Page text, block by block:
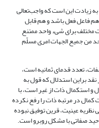
زیادت این است که واجب‌تعالی
فاعل فعل باشد و هم قابل
مختلف برای شیء واحد ممتنع
من جمیع الجهات امری مسلّم
تعدد قدمای ثمانیه است،
براین استدلال که قول به
و استکمال ذات از غیر است، با
در مرتبه ذات را رفع نکرده
نظریه عینیت، قرین توفیق نبوده
صفاتی با مشکل روبرو است.